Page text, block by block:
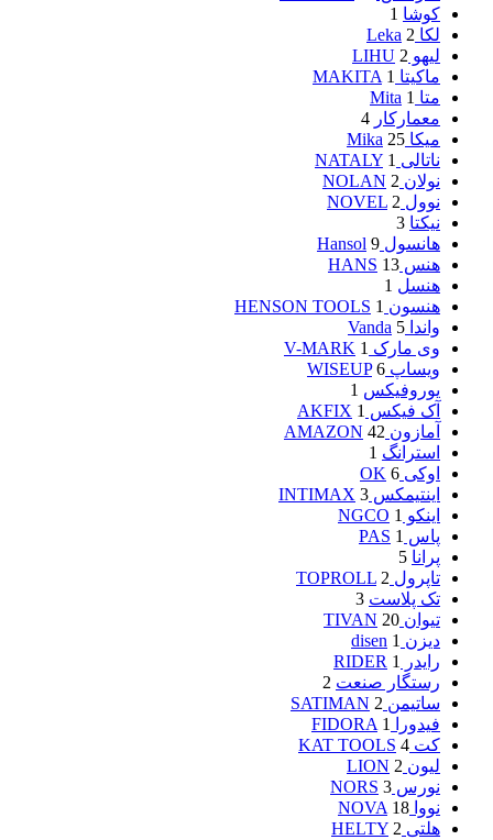
کوشا 1
لکا Leka 2
لیهو LIHU 2
ماکیتا MAKITA 1
متا Mita 1
معمارکار 4
میکا Mika 25
ناتالی NATALY 1
نولان NOLAN 2
نوول NOVEL 2
نیکتا 3
هانسول Hansol 9
هنس HANS 13
هنسل 1
هنسون HENSON TOOLS 1
واندا Vanda 5
وی مارک V-MARK 1
ویساپ WISEUP 6
یوروفیکس 1
آک فیکس AKFIX 1
آمازون AMAZON 42
استرانگ 1
اوکی OK 6
اینتیمکس INTIMAX 3
اینکو NGCO 1
پاس PAS 1
پرانا 5
تاپرول TOPROLL 2
تک پلاست 3
تیوان TIVAN 20
دیزن disen 1
رایدر RIDER
1
رستگار صنعت 2
ساتیمن SATIMAN 2
فیدورا FIDORA
1
کت KAT TOOLS 4
لیون LION 2
نورس NORS 3
نووا NOVA 18
هلتی HELTY 2